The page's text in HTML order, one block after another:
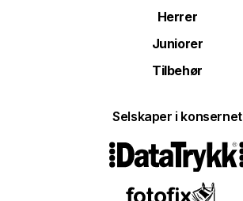
Herrer
Juniorer
Tilbehør
Selskaper i konsernet